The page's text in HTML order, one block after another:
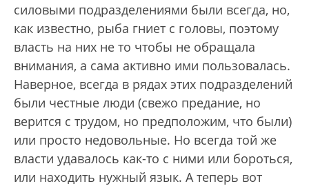
силовыми подразделениями были всегда, но,
как известно, рыба гниет с головы, поэтому
власть на них не то чтобы не обращала
внимания, а сама активно ими пользовалась.
Наверное, всегда в рядах этих подразделений
были честные люди (свежо предание, но
верится с трудом, но предположим, что были)
или просто недовольные. Но всегда той же
власти удавалось как-то с ними или бороться,
или находить нужный язык. А теперь вот